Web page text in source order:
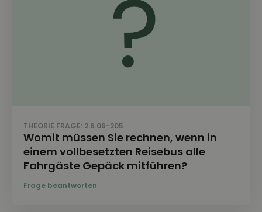
THEORIE FRAGE: 2.6.06-205
Womit müssen Sie rechnen, wenn in
einem vollbesetzten Reisebus alle
Fahrgäste Gepäck mitführen?